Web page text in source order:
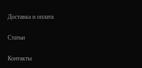
Доставка и оплата
Статьи
Контакты